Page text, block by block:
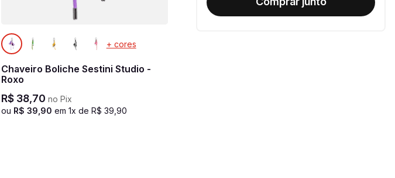
+ cores
Chaveiro Boliche Sestini Studio -
Roxo
R$ 38,70 no Pix
ou R$ 39,90 em 1x de R$ 39,90